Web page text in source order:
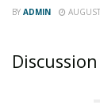
BY ADMIN